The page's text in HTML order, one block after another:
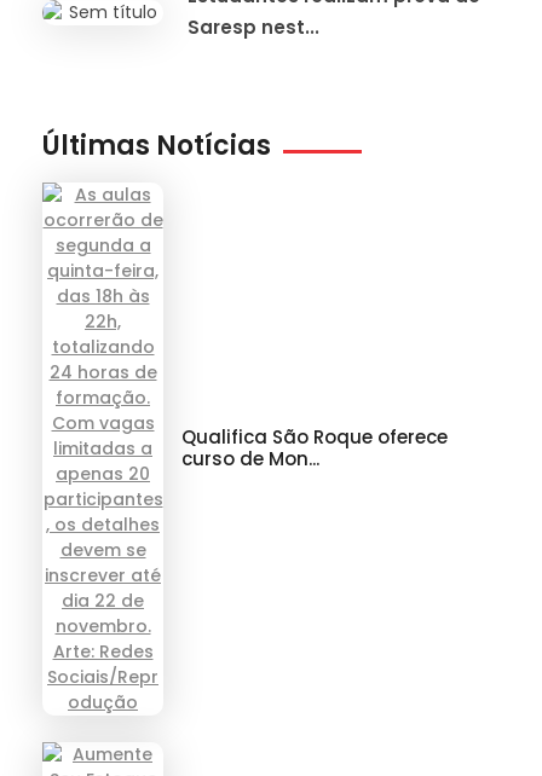
Saresp nest...
Últimas Notícias
Qualifica São Roque oferece
curso de Mon...